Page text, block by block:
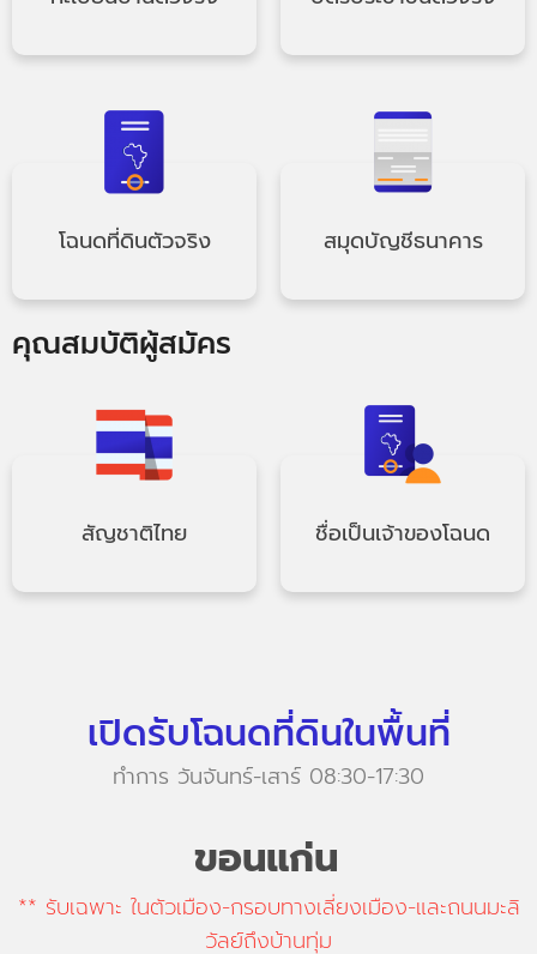
โฉนดที่ดินตัวจริง สมุดบัญชีธนาคาร
คุณสมบัติผู้สมัคร
สัญชาติไทย ชื่อเป็นเจ้าของโฉนด
เปิดรับโฉนดที่ดินในพื้นที่
ทำการ วันจันทร์-เสาร์ 08:30-17:30
ขอนแก่น
** รับเฉพาะ ในตัวเมือง-กรอบทางเลี่ยงเมือง-และถนนมะลิ
วัลย์ถึงบ้านทุ่ม